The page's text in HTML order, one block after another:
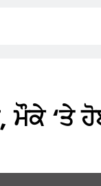
ਮੌਕੇ ‘ਤੇ